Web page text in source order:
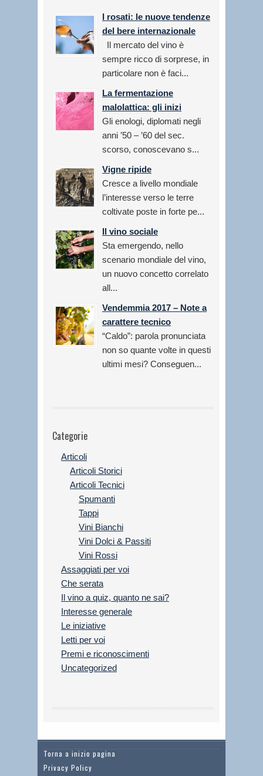
I rosati: le nuove tendenze
del bere internazionale
Il mercato del vino è
sempre ricco di sorprese, in
particolare non è faci...
La fermentazione
malolattica: gli inizi
Gli enologi, diplomati negli
anni ’50 – ’60 del sec.
scorso, conoscevano s...
Vigne ripide
Cresce a livello mondiale
l’interesse verso le terre
coltivate poste in forte pe...
Il vino sociale
Sta emergendo, nello
scenario mondiale del vino,
un nuovo concetto correlato
all...
Vendemmia 2017 – Note a
carattere tecnico
“Caldo”: parola pronunciata
non so quante volte in questi
ultimi mesi? Conseguen...
Categorie
Articoli
Articoli Storici
Articoli Tecnici
Spumanti
Tappi
Vini Bianchi
Vini Dolci & Passiti
Vini Rossi
Assaggiati per voi
Che serata
Il vino a quiz, quanto ne sai?
Interesse generale
Le iniziative
Letti per voi
Premi e riconoscimenti
Uncategorized
Torna a inizio pagina
Privacy Policy